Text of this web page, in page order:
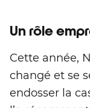
Un rôle
Cette année,
changé et se
endosser la